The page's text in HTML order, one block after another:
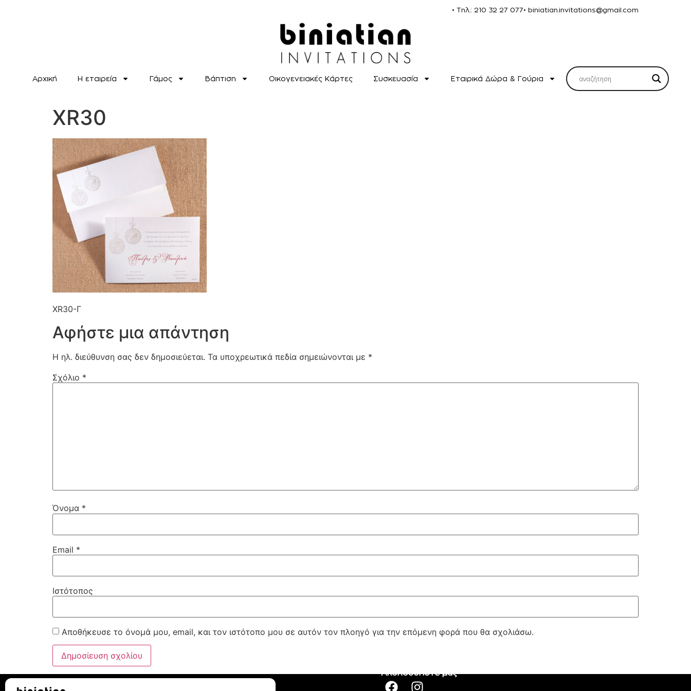
• Τηλ.: 210 32 27 077• biniatian.invitations@gmail.com
Αρχική H εταιρεία Γάμος Βάπτιση Οικογενειακές Κάρτες Συσκευασία Εταιρικά Δώρα & Γούρια
XR30
XR30-Γ
Αφήστε μια απάντηση
Η ηλ. διεύθυνση σας δεν δημοσιεύεται. Τα υποχρεωτικά πεδία σημειώνονται με *
Σχόλιο *
Όνομα *
Email *
Ιστότοπος
Αποθήκευσε το όνομά μου, email, και τον ιστότοπο μου σε αυτόν τον πλοηγό για την επόμενη φορά που θα σχολιάσω.
Ακολουθήστε μας